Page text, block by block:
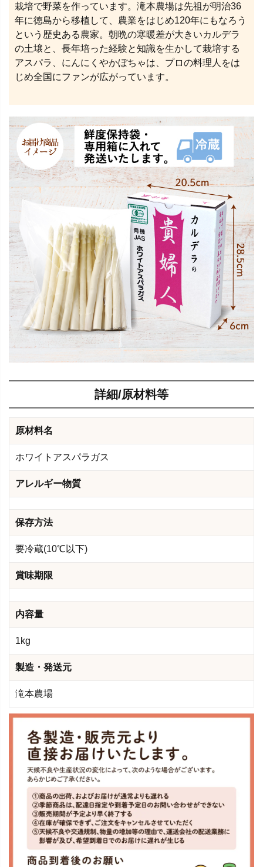
栽培で野菜を作っています。滝本農場は先祖が明治36
年に徳島から移植して、農業をはじめ120年にもなろう
という歴史ある農家。朝晩の寒暖差が大きいカルデラ
の土壌と、長年培った経験と知識を生かして栽培する
アスパラ、にんにくやかぼちゃは、プロの料理人をは
じめ全国にファンが広がっています。
詳細/原材料等
原材料名
ホワイトアスパラガス
アレルギー物質
保存方法
要冷蔵(10℃以下)
賞味期限
内容量
1kg
製造・発送元
滝本農場